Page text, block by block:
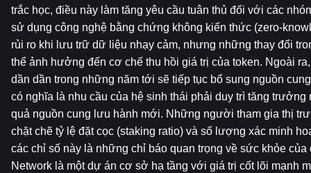
trắc học, điều này làm tăng yêu cầu tuân thủ đối với các
sử dụng công nghệ bằng chứng không kiến ​​thức (zero-
rủi ro khi lưu trữ dữ liệu nhạy cảm, nhưng những thay đổi
thể ảnh hưởng đến cơ chế thu hồi giá trị của token. Ngoài
dần dần trong những năm tới sẽ tiếp tục bổ sung nguồn
có nghĩa là nhu cầu của hệ sinh thái phải duy trì tăng trưởng
quả nguồn cung lưu hành mới. Những người tham gia thị
chặt chẽ tỷ lệ đặt cọc (staking ratio) và số lượng xác minh
các chỉ số này là những chỉ báo quan trọng về sức khỏe
Network là một dự án cơ sở hạ tầng với giá trị cốt lõi mạnh